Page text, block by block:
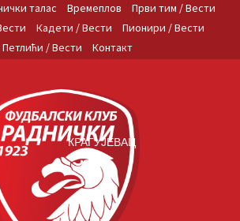
талас Времеплов
Први тим / Вести
Кадети / Вести
Пионири / Вести
Петлићи / Вести
Контакт
КРАГУЈЕВАЦ